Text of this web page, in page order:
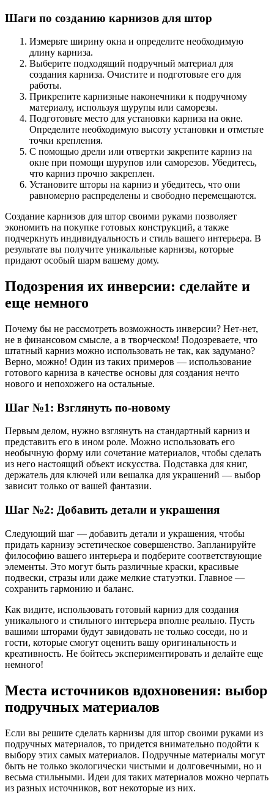
Шаги по созданию карнизов для штор
Измерьте ширину окна и определите необходимую
длину карниза.
Выберите подходящий подручный материал для
создания карниза. Очистите и подготовьте его для
работы.
Прикрепите карнизные наконечники к подручному
материалу, используя шурупы или саморезы.
Подготовьте место для установки карниза на окне.
Определите необходимую высоту установки и отметьте
точки крепления.
С помощью дрели или отвертки закрепите карниз на
окне при помощи шурупов или саморезов. Убедитесь,
что карниз прочно закреплен.
Установите шторы на карниз и убедитесь, что они
равномерно распределены и свободно перемещаются.
Создание карнизов для штор своими руками позволяет
экономить на покупке готовых конструкций, а также
подчеркнуть индивидуальность и стиль вашего интерьера. В
результате вы получите уникальные карнизы, которые
придают особый шарм вашему дому.
Подозрения их инверсии: сделайте и
еще немного
Почему бы не рассмотреть возможность инверсии? Нет-нет,
не в финансовом смысле, а в творческом! Подозреваете, что
штатный карниз можно использовать не так, как задумано?
Верно, можно! Один из таких примеров — использование
готового карниза в качестве основы для создания нечто
нового и непохожего на остальные.
Шаг №1: Взглянуть по-новому
Первым делом, нужно взглянуть на стандартный карниз и
представить его в ином роле. Можно использовать его
необычную форму или сочетание материалов, чтобы сделать
из него настоящий объект искусства. Подставка для книг,
держатель для ключей или вешалка для украшений — выбор
зависит только от вашей фантазии.
Шаг №2: Добавить детали и украшения
Следующий шаг — добавить детали и украшения, чтобы
придать карнизу эстетическое совершенство. Запланируйте
философию вашего интерьера и подберите соответствующие
элементы. Это могут быть различные краски, красивые
подвески, стразы или даже мелкие статуэтки. Главное —
сохранить гармонию и баланс.
Как видите, использовать готовый карниз для создания
уникального и стильного интерьера вполне реально. Пусть
вашими шторами будут завидовать не только соседи, но и
гости, которые смогут оценить вашу оригинальность и
креативность. Не бойтесь экспериментировать и делайте еще
немного!
Места источников вдохновения: выбор
подручных материалов
Если вы решите сделать карнизы для штор своими руками из
подручных материалов, то придется внимательно подойти к
выбору этих самых материалов. Подручные материалы могут
быть не только экологически чистыми и долговечными, но и
весьма стильными. Идеи для таких материалов можно черпать
из разных источников, вот некоторые из них.